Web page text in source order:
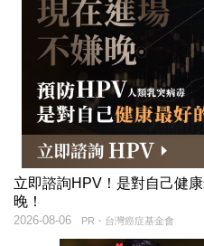
立即諮詢HPV！是對自己健
晚！
PR・台灣癌症基金會
2026-08-06